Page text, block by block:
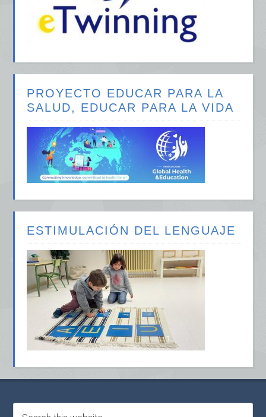
PROYECTO EDUCAR PARA LA
SALUD, EDUCAR PARA LA VIDA
ESTIMULACIÓN DEL LENGUAJE